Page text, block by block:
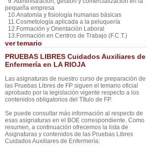
pequeña empresa
10.Anatomía y fisiología humanas básicas
11.Cosmetología aplicada a la peluquería
12.Formación y Orientación Laboral
13.Formación en Centros de Trabajo (F.C.T.)
vertemario
PRUEBAS LIBRES Cuidados Auxiliares de
Enfermería en LA RIOJA
Las asignaturas de nuestro curso de preparación de
las Pruebas Libres de FP siguen el temario oficial
aprobado por la legislación vigente respecto a los
contenidos obligatorios del Título de FP.
Se puede consultar más información al respecto de
esas asignaturas en el BOE correspondiente. Como
resumen, a continuación ofrecemos la lista de
Asignaturas y contenidos de las Pruebas Libres
Cuidados Auxiliares de Enfermería: